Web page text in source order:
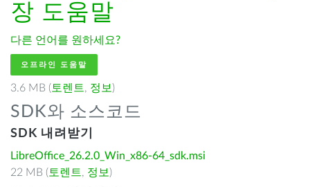
장 도움말
다른 언어를 원하세요?
오프라인 도움말
3.6 MB ( 토렌트, 정보 )
SDK와 소스코드
SDK 내려받기
LibreOffice_26.2.0_Win_x86-64_sdk.msi
22 MB ( 토렌트, 정보 )